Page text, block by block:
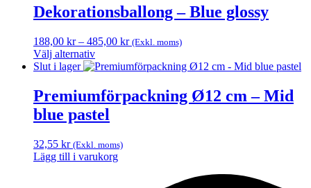
produkten
har
varianter.
De
olika
kan
väljas
på
Dekorationsballong – Blue glossy
188,00 kr – 485,00 krPrisintervall:
till
(Exkl. moms)
Välj alternativ
Den
produkten
har
flera
De
olika
alternativen
Slut i lager
Premiumförpackning Ø12 cm – Mid
blue pastel
32,55 kr (Exkl. moms)
Lägg till i varukorg